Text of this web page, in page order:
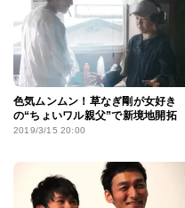
色気ムンムン！草なぎ剛が女好き
の“ちょいワル親父”で新境地開拓
2019/3/15 20:00